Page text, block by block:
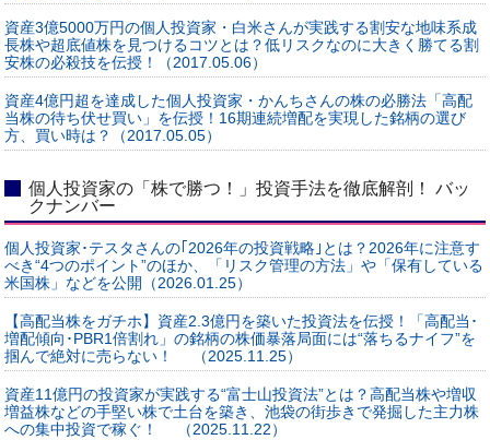
資産3億5000万円の個人投資家・白米さんが実践する割安な地味系成
長株や超底値株を見つけるコツとは？低リスクなのに大きく勝てる割
安株の必殺技を伝授！（2017.05.06）
資産4億円超を達成した個人投資家・かんちさんの株の必勝法「高配
当株の待ち伏せ買い」を伝授！16期連続増配を実現した銘柄の選び
方、買い時は？（2017.05.05）
個人投資家の「株で勝つ！」投資手法を徹底解剖！ バッ
クナンバー
個人投資家･テスタさんの｢2026年の投資戦略｣とは？2026年に注意す
べき“4つのポイント”のほか、「リスク管理の方法」や「保有している
米国株」などを公開（2026.01.25）
【高配当株をガチホ】資産2.3億円を築いた投資法を伝授！「高配当･
増配傾向･PBR1倍割れ」の銘柄の株価暴落局面には“落ちるナイフ”を
掴んで絶対に売らない！ （2025.11.25）
資産11億円の投資家が実践する“富士山投資法”とは？高配当株や増収
増益株などの手堅い株で土台を築き、池袋の街歩きで発掘した主力株
への集中投資で稼ぐ！ （2025.11.22）